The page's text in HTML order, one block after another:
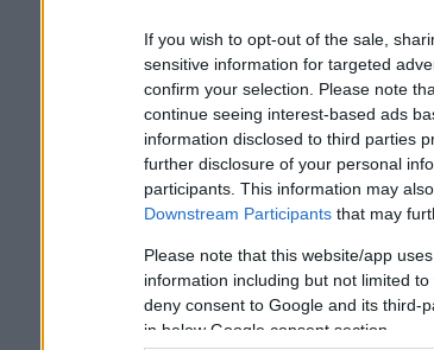
If you wish to opt-out of the sale,
sensitive information for targeted
confirm your selection. Please note
continue seeing interest-based ads
information disclosed to third parties
further disclosure of your personal
participants. This information may
Downstream Participants that may
Please note that this website/app
information including but not limited
deny consent to Google and its third-
in below Google consent section.